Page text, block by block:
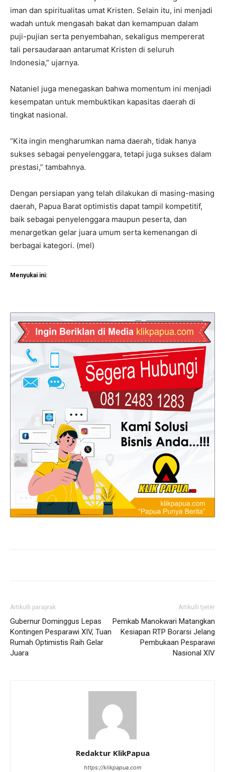
iman dan spiritualitas umat Kristen. Selain itu, ini menjadi
wadah untuk mengasah bakat dan kemampuan dalam
puji-pujian serta penyembahan, sekaligus mempererat
tali persaudaraan antarumat Kristen di seluruh
Indonesia,” ujarnya.
Nataniel juga menegaskan bahwa momentum ini menjadi
kesempatan untuk membuktikan kapasitas daerah di
tingkat nasional.
“Kita ingin mengharumkan nama daerah, tidak hanya
sukses sebagai penyelenggara, tetapi juga sukses dalam
prestasi,” tambahnya.
Dengan persiapan yang telah dilakukan di masing-masing
daerah, Papua Barat optimistis dapat tampil kompetitif,
baik sebagai penyelenggara maupun peserta, dan
menargetkan gelar juara umum serta kemenangan di
berbagai kategori. (mel)
Menyukai ini:
Artikulli paraprak
Gubernur Dominggus Lepas
Kontingen Pesparawi XIV, Tuan
Rumah Optimistis Raih Gelar
Juara
Artikulli tjetër
Pemkab Manokwari Matangkan
Kesiapan RTP Borarsi Jelang
Pembukaan Pesparawi
Nasional XIV
Redaktur KlikPapua
https://klikpapua.com